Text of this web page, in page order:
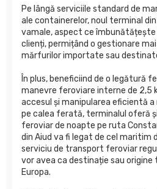
Pe lângă serviciile standard de
ale containerelor, noul terminal
vamale, aspect ce
clienți, permițând o gestionare
mărfurilor importate sau
În plus, beneficiind de o legătură
manevre feroviare interne de 2,5
accesul și manipularea eficientă
pe calea ferată, terminalul oferă
feroviar de noapte pe ruta
din Aiud va fi legat de cel maritim
serviciu de transport feroviar
vor avea ca destinație sau
Europa.